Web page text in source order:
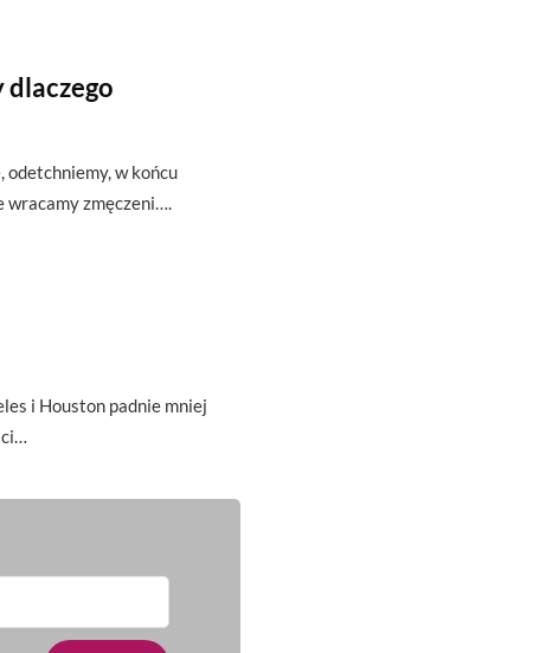
dlaczego
odetchniemy, w końcu
wracamy zmęczeni….
i Houston padnie mniej